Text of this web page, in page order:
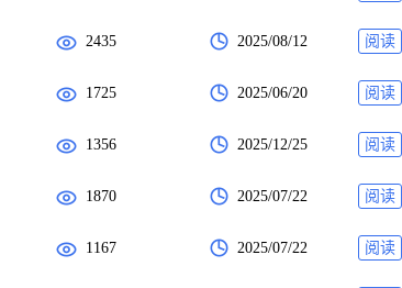
2435 2025/08/12 阅读
1725 2025/06/20 阅读
1356 2025/12/25 阅读
1870 2025/07/22 阅读
1167 2025/07/22 阅读